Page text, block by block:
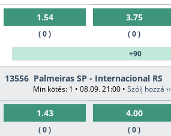
1.54
( 0 )
3.75
( 0 )
+90
13556 Palmeiras SP - Internacional RS
Min kötés: 1 • 08.09. 21:00 • Szólj hozzá ››
1.43
( 0 )
4.00
( 0 )